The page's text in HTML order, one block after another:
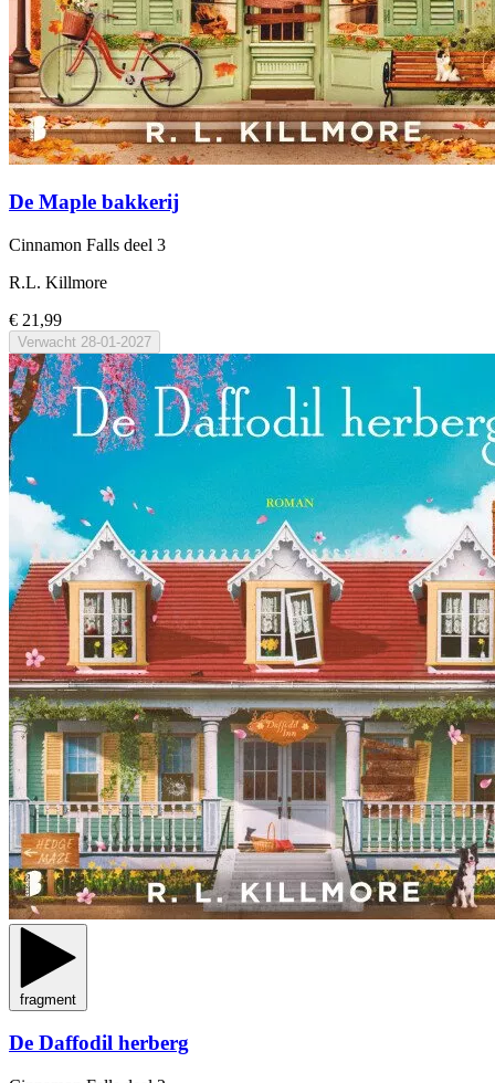
De Maple bakkerij
Cinnamon Falls deel 3
R.L. Killmore
€ 21,99
Verwacht 28-01-2027
fragment
De Daffodil herberg